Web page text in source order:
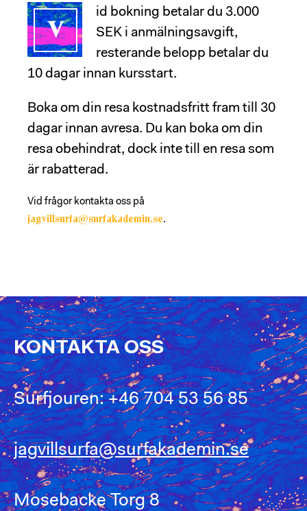
FacebookInstagram
V
id bokning betalar du 3.000
SEK i anmälningsavgift,
resterande belopp betalar du
10 dagar innan kursstart.
Boka om din resa kostnadsfritt fram till 30
dagar innan avresa. Du kan boka om din
resa obehindrat, dock inte till en resa som
är rabatterad.
Vid frågor kontakta oss på
jagvillsurfa@surfakademin.se.
KONTAKTA OSS
Surfjouren: +46 704 53 56 85
jagvillsurfa@surfakademin.se
Mosebacke Torg 8